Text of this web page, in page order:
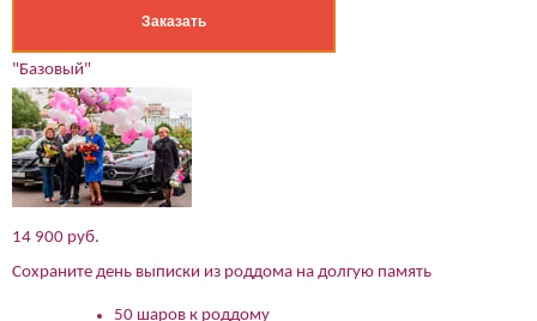
Заказать
"Базовый"
14 900 руб.
Сохраните день выписки из роддома на долгую память
50 шаров к роддому